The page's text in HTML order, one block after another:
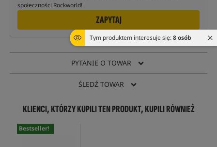
Tym produktem interesuje się:8 osób
społeczności Rockworld!
ZAPYTAJ
PYTANIE O TOWAR
ŚLEDŹ TOWAR
KLIENCI, KTÓRZY KUPILI TEN PRODUKT, KUPILI RÓWNIEŻ
Bestseller!